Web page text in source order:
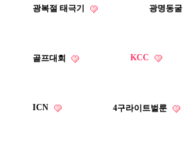
광복절 태극기 광명동굴
골프대회 KCC
ICN 4구라이트벌룬